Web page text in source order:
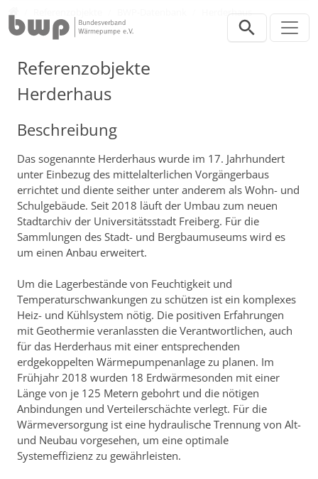
Herderhaus
Referenzobjekte
Herderhaus
Beschreibung
Das sogenannte Herderhaus wurde im 17. Jahrhundert
unter Einbezug des mittelalterlichen Vorgängerbaus
errichtet und diente seither unter anderem als Wohn- und
Schulgebäude. Seit 2018 läuft der Umbau zum neuen
Stadtarchiv der Universitätsstadt Freiberg. Für die
Sammlungen des Stadt- und Bergbaumuseums wird es
um einen Anbau erweitert.
Um die Lagerbestände von Feuchtigkeit und
Temperaturschwankungen zu schützen ist ein komplexes
Heiz- und Kühlsystem nötig. Die positiven Erfahrungen
mit Geothermie veranlassten die Verantwortlichen, auch
für das Herderhaus mit einer entsprechenden
erdgekoppelten Wärmepumpenanlage zu planen. Im
Frühjahr 2018 wurden 18 Erdwärmesonden mit einer
Länge von je 125 Metern gebohrt und die nötigen
Anbindungen und Verteilerschächte verlegt. Für die
Wärmeversorgung ist eine hydraulische Trennung von Alt-
und Neubau vorgesehen, um eine optimale
Systemeffizienz zu gewährleisten.